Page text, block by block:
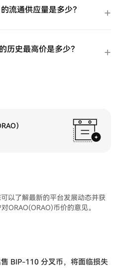
通过区块
于交易其
多短期 VIX
，选择您的
流通供应量是多少？
历史最高价是多少？
）
以了解最新的平台发展动态并获
ORAO(ORAO)币价的意见。
BIP-110 分叉币，将面临损失